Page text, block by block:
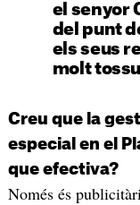
el senyor
del punt
els seus
molt
Creu que la
especial en el
que efectiva?
Només és